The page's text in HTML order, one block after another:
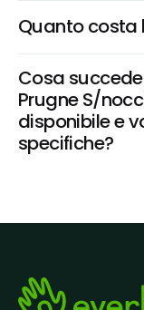
Quanto costa
Cosa
Prugne S/
disponibile e
specifiche?